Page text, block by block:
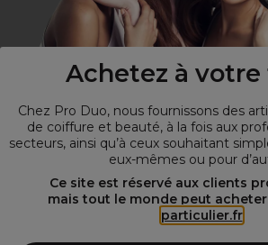
Achetez à votre
Chez Pro Duo, nous fournissons des
de coiffure et beauté, à la fois aux
secteurs, ainsi qu’à ceux souhaitant
eux-mêmes ou pour
Ce site est réservé aux clients
mais tout le monde peut
particulier.fr
Spécialiste de la coiffure et de la beauté, nous
large sélection de produits professionnels pour